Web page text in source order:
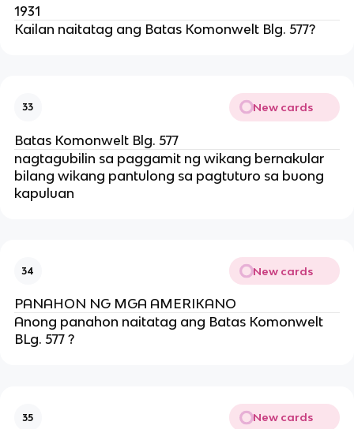
1931
Kailan naitatag ang Batas Komonwelt Blg. 577?
33 New cards
Batas Komonwelt Blg. 577
nagtagubilin sa paggamit ng wikang bernakular
bilang wikang pantulong sa pagtuturo sa buong
kapuluan
34 New cards
PANAHON NG MGA AMERIKANO
Anong panahon naitatag ang Batas Komonwelt
BLg. 577 ?
35 New cards